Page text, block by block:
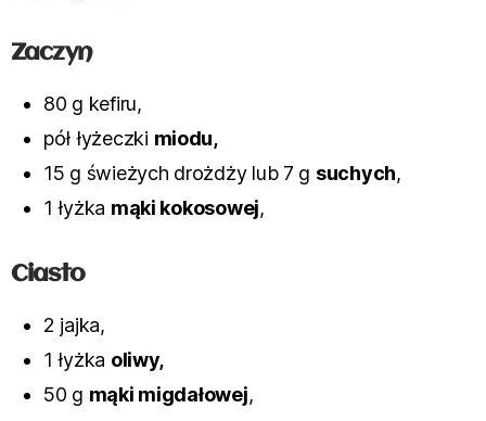
Zaczyn
80 g kefiru,
pół łyżeczki miodu,
15 g świeżych drożdży lub 7 g suchych,
1 łyżka mąki kokosowej,
Ciasto
2 jajka,
1 łyżka oliwy,
50 g mąki migdałowej,